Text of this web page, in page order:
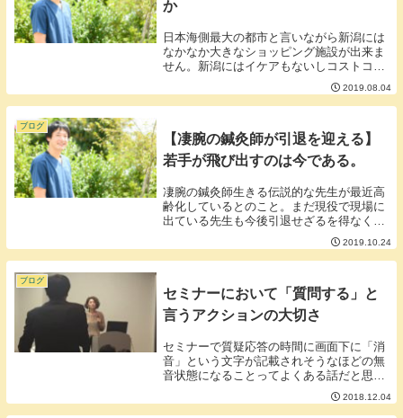
か
日本海側最大の都市と言いながら新潟には
なかなか大きなショッピング施設が出来ま
せん。新潟にはイケアもないしコストコも
できるできるといいながらめどが立った話
は出ていない感じです。■なぜ大型ショッ
ピング施設ができないのか。個人的な見解
2019.08.04
ブログ
【凄腕の鍼灸師が引退を迎える】
若手が飛び出すのは今である。
凄腕の鍼灸師生きる伝説的な先生が最近高
齢化しているとのこと。まだ現役で現場に
出ている先生も今後引退せざるを得なくな
ります。また、生きる伝説とまで言われて
いたわけですからその凄腕の継承者、後継
ぎがいない状態の鍼灸院も少なくないよう
2019.10.24
ブログ
セミナーにおいて「質問する」と
言うアクションの大切さ
セミナーで質疑応答の時間に画面下に「消
音」という文字が記載されそうなほどの無
音状態になることってよくある話だと思い
ますが凄くもったいないことをしていると
思うんですよね。■セミナーの内容は良く
2018.12.04